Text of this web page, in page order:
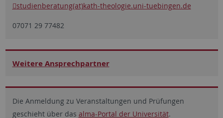
studienberatung(at)kath-theologie.uni-tuebingen.de
07071 29 77482
Weitere Ansprechpartner
Die Anmeldung zu Veranstaltungen und Prüfungen
geschieht über das alma-Portal der Universität.